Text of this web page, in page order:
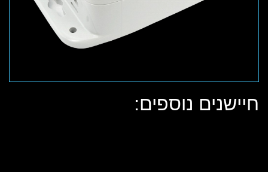
חיישנים נוספים: